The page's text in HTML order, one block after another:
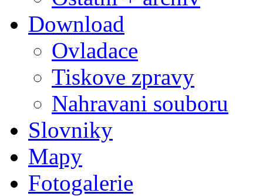
Download
Ovladace
Tiskove zpravy
Nahravani souboru
Slovniky
Mapy
Fotogalerie